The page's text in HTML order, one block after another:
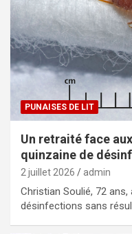
PUNAISES DE LIT
Un retraité face
quinzaine de
2 juillet 2026 admin
Christian Soulié, 72
désinfections sans